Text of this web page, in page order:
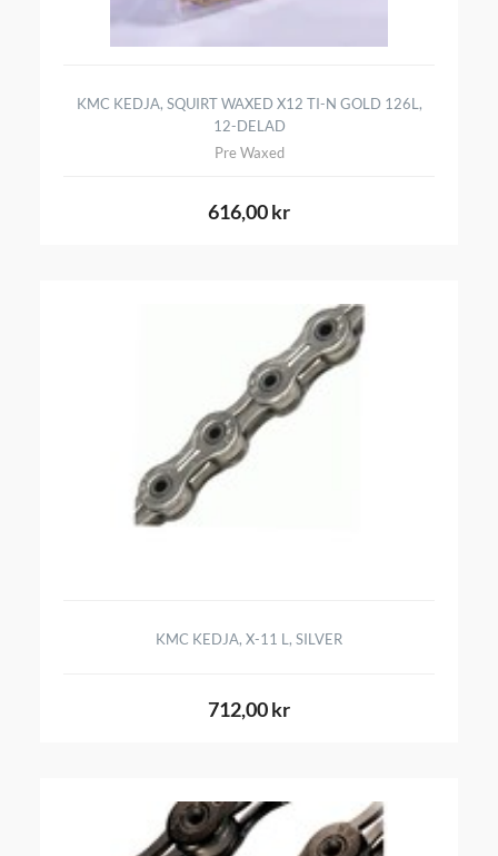
KMC KEDJA, SQUIRT WAXED X12 TI-N GOLD 126L,
12-DELAD
Pre Waxed
616,00 kr
KMC KEDJA, X-11 L, SILVER
712,00 kr